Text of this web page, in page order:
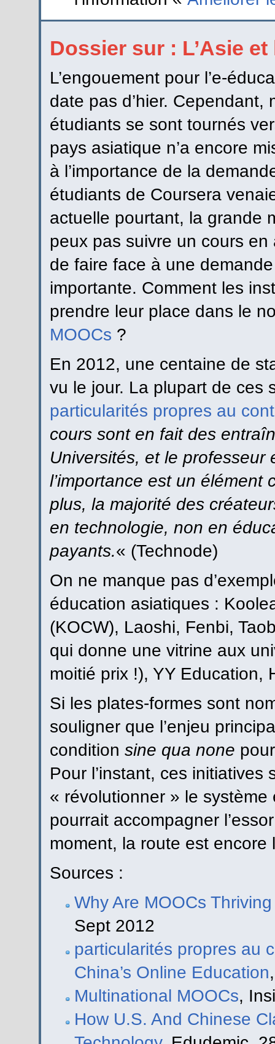
Dossier sur : L’Asie et
L’engouement pour l’e-
date pas d’hier.
étudiants se sont tournés
pays asiatique n’a encore
à l’importance de la
étudiants de Coursera
actuelle pourtant, la grande
peux pas suivre un cours
de faire face à une
importante. Comment les
prendre leur place dans le
MOOCs ?
En 2012, une centaine de
vu le jour. La plupart de ces
particularités propres au
cours sont en fait des
Universités, et le
l’importance est un élément
plus, la majorité des
en technologie, non en
payants.« (Technode)
On ne manque pas
éducation asiatiques :
(KOCW), Laoshi, Fenbi,
qui donne une vitrine aux
moitié prix !), YY
Si les plates-formes sont
souligner que l’enjeu
condition sine qua none
Pour l’instant, ces
« révolutionner » le
pourrait accompagner
moment, la route est encore
Sources :
Why Are MOOCs
Sept 2012
particularités propres au
China’s Online Education
Multinational MOOCs,
How U.S. And Chinese